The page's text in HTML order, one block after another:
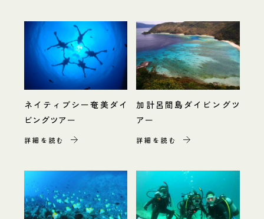
ネイティブシー奄美ダイ
ビングツアー
詳細を読む
加計呂間島ダイビングツ
アー
詳細を読む